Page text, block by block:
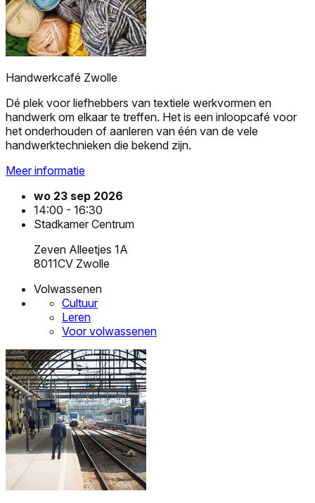
Handwerkcafé Zwolle
Dé plek voor liefhebbers van textiele werkvormen en
handwerk om elkaar te treffen. Het is een inloopcafé voor
het onderhouden of aanleren van één van de vele
handwerktechnieken die bekend zijn.
Meer informatie
wo 23 sep 2026
14:00 - 16:30
Stadkamer Centrum
Zeven Alleetjes 1A
8011CV Zwolle
Volwassenen
Cultuur
Leren
Voor volwassenen